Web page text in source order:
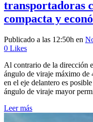
transportadoras
compacta y
Publicado a las 12:50h en
0 Likes
Al contrario de la dirección
ángulo de viraje máximo de
en el eje delantero es
ángulo de viraje mayor
Leer más